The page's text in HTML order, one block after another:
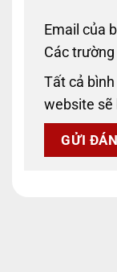
Email của
Các
Tất cả
website sẽ